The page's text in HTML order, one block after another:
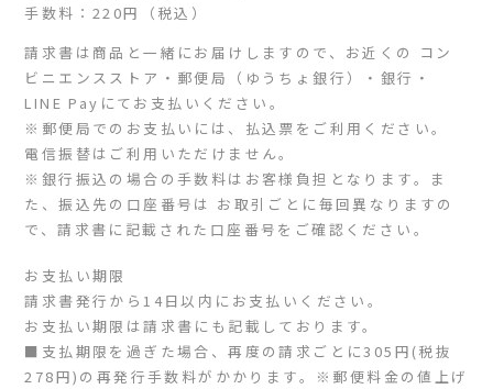
手数料：220円（税込）
請求書は商品と一緒にお届けしますので、お近くの コン
ビニエンスストア・郵便局（ゆうちょ銀行）・銀行・
LINE Payにてお支払いください。
※郵便局でのお支払いには、払込票をご利用ください。
電信振替はご利用いただけません。
※銀行振込の場合の手数料はお客様負担となります。ま
た、振込先の口座番号は お取引ごとに毎回異なりますの
で、請求書に記載された口座番号をご確認ください。
お支払い期限
請求書発行から14日以内にお支払いください。
お支払い期限は請求書にも記載しております。
■支払期限を過ぎた場合、再度の請求ごとに305円(税抜
278円)の再発行手数料がかかります。※郵便料金の値上げ